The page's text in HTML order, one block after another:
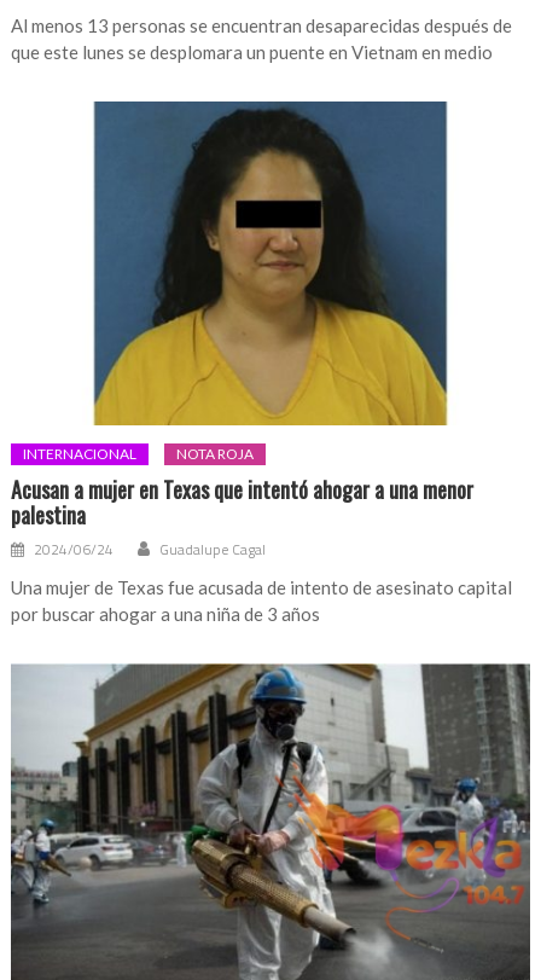
Al menos 13 personas se encuentran desaparecidas después de
que este lunes se desplomara un puente en Vietnam en medio
INTERNACIONAL NOTA ROJA
Acusan a mujer en Texas que intentó ahogar a una menor
palestina
2024/06/24 Guadalupe Cagal
Una mujer de Texas fue acusada de intento de asesinato capital
por buscar ahogar a una niña de 3 años